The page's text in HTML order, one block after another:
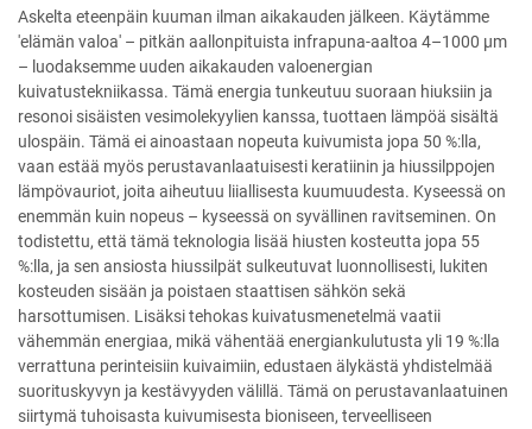
Askelta eteenpäin kuuman ilman aikakauden jälkeen. Käytämme
'elämän valoa' – pitkän aallonpituista infrapuna-aaltoa 4–1000 μm
– luodaksemme uuden aikakauden valoenergian
kuivatustekniikassa. Tämä energia tunkeutuu suoraan hiuksiin ja
resonoi sisäisten vesimolekyylien kanssa, tuottaen lämpöä sisältä
ulospäin. Tämä ei ainoastaan nopeuta kuivumista jopa 50 %:lla,
vaan estää myös perustavanlaatuisesti keratiinin ja hiussilppojen
lämpövauriot, joita aiheutuu liiallisesta kuumuudesta. Kyseessä on
enemmän kuin nopeus – kyseessä on syvällinen ravitseminen. On
todistettu, että tämä teknologia lisää hiusten kosteutta jopa 55
%:lla, ja sen ansiosta hiussilpät sulkeutuvat luonnollisesti, lukiten
kosteuden sisään ja poistaen staattisen sähkön sekä
harsottumisen. Lisäksi tehokas kuivatusmenetelmä vaatii
vähemmän energiaa, mikä vähentää energiankulutusta yli 19 %:lla
verrattuna perinteisiin kuivaimiin, edustaen älykästä yhdistelmää
suorituskyvyn ja kestävyyden välillä. Tämä on perustavanlaatuinen
siirtymä tuhoisasta kuivumisesta bioniseen, terveelliseen